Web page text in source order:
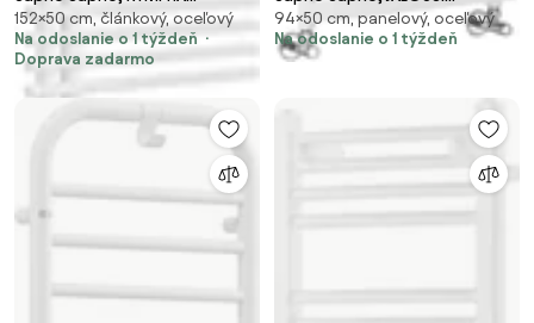
vykurovacie teleso
500x1520mm, bielá mat,
LLN152W
152×50 cm, článkový, oceľový
Na odoslanie o 1 týždeň
Doprava zadarmo
vykurovacie teleso
500x940mm, biela, 1801-10
94×50 cm, panelový, oceľový
Na odoslanie o 1 týždeň